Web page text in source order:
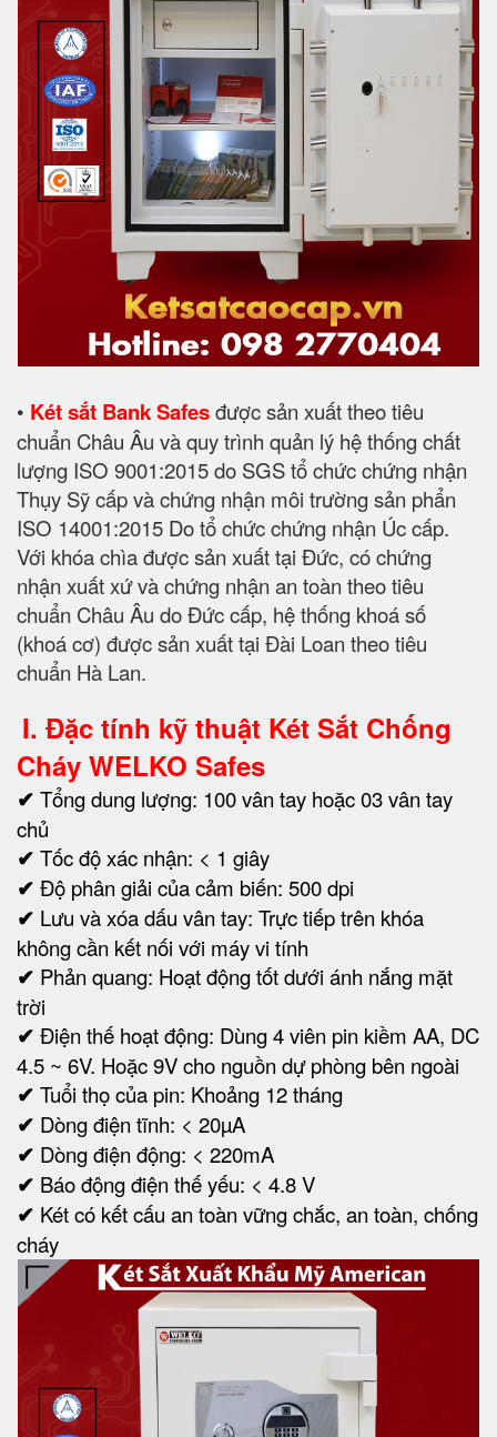
• Két sắt Bank Safesđược sản xuất theo tiêu
chuẩn Châu Âu và quy trình quản lý hệ thống chất
lượng ISO 9001:2015 do SGS tổ chức chứng nhận
Thụy Sỹ cấp và chứng nhận môi trường sản phẩn
ISO 14001:2015 Do tổ chức chứng nhận Úc cấp.
Với khóa chìa được sản xuất tại Đức, có chứng
nhận xuất xứ và chứng nhận an toàn theo tiêu
chuẩn Châu Âu do Đức cấp, hệ thống khoá số
(khoá cơ) được sản xuất tại Đài Loan theo tiêu
chuẩn Hà Lan.
I. Đặc tính kỹ thuật Két Sắt Chống
Cháy WELKO Safes
✔ Tổng dung lượng: 100 vân tay hoặc 03 vân tay
chủ
✔ Tốc độ xác nhận: < 1 giây
✔ Độ phân giải của cảm biến: 500 dpi
✔ Lưu và xóa dấu vân tay: Trực tiếp trên khóa
không cần kết nối với máy vi tính
✔ Phản quang: Hoạt động tốt dưới ánh nắng mặt
trời
✔ Điện thế hoạt động: Dùng 4 viên pin kiềm AA, DC
4.5 ~ 6V. Hoặc 9V cho nguồn dự phòng bên ngoài
✔ Tuổi thọ của pin: Khoảng 12 tháng
✔ Dòng điện tĩnh: < 20µA
✔ Dòng điện động: < 220mA
✔ Báo động điện thế yếu: < 4.8 V
✔ Két có kết cấu an toàn vững chắc, an toàn, chống
cháy